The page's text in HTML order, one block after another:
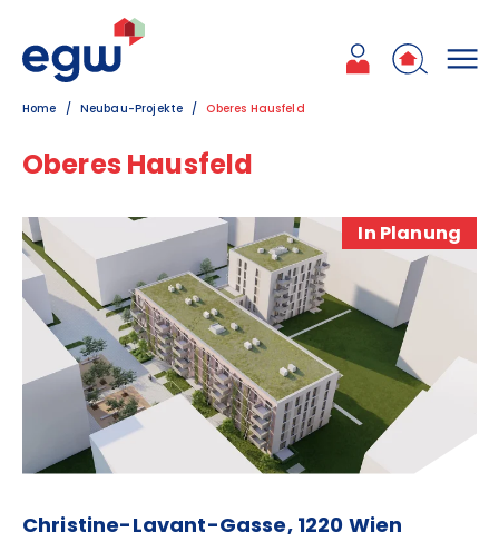
Zum Inhalt
Zum Hauptmenü
Zum Kontakt
Home Neubau-Projekte Oberes Hausfeld
Oberes Hausfeld
In Planung
Christine-Lavant-Gasse, 1220 Wien